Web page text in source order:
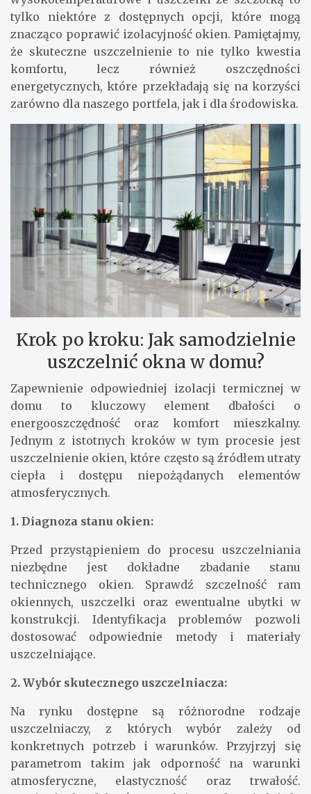
tylko niektóre z dostępnych opcji, które mogą
znacząco poprawić izolacyjność okien. Pamiętajmy,
że skuteczne uszczelnienie to nie tylko kwestia
komfortu, lecz również oszczędności
energetycznych, które przekładają się na korzyści
zarówno dla naszego portfela, jak i dla środowiska.
Krok po kroku: Jak samodzielnie
uszczelnić okna w domu?
Zapewnienie odpowiedniej izolacji termicznej w
domu to kluczowy element dbałości o
energooszczędność oraz komfort mieszkalny.
Jednym z istotnych kroków w tym procesie jest
uszczelnienie okien, które często są źródłem utraty
ciepła i dostępu niepożądanych elementów
atmosferycznych.
1. Diagnoza stanu okien:
Przed przystąpieniem do procesu uszczelniania
niezbędne jest dokładne zbadanie stanu
technicznego okien. Sprawdź szczelność ram
okiennych, uszczelki oraz ewentualne ubytki w
konstrukcji. Identyfikacja problemów pozwoli
dostosować odpowiednie metody i materiały
uszczelniające.
2. Wybór skutecznego uszczelniacza:
Na rynku dostępne są różnorodne rodzaje
uszczelniaczy, z których wybór zależy od
konkretnych potrzeb i warunków. Przyjrzyj się
parametrom takim jak odporność na warunki
atmosferyczne, elastyczność oraz trwałość.